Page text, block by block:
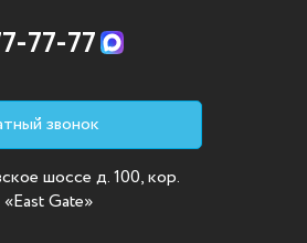
77-77
звонок
шоссе д. 100, кор.
Gate»